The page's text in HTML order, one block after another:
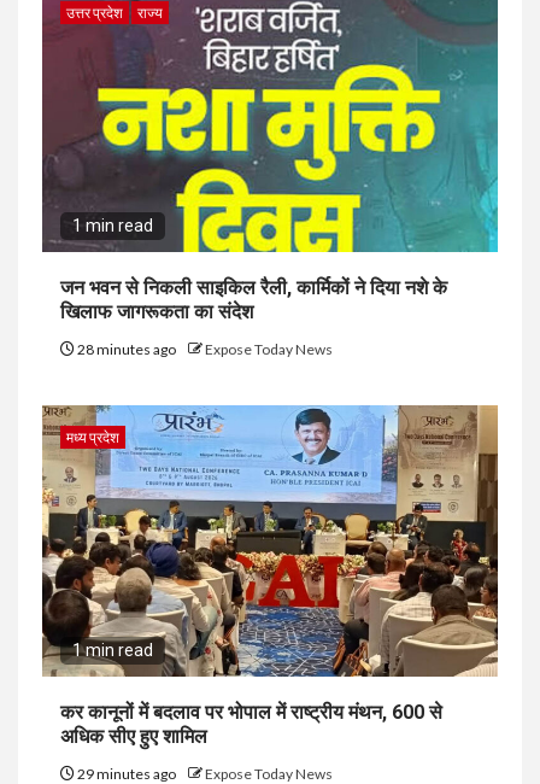
उत्तर प्रदेश राज्य
1 min read
जन भवन से निकली साइकिल रैली, कार्मिकों ने दिया नशे के
खिलाफ जागरूकता का संदेश
28 minutes ago Expose Today News
मध्य प्रदेश
1 min read
कर कानूनों में बदलाव पर भोपाल में राष्ट्रीय मंथन, 600 से
अधिक सीए हुए शामिल
29 minutes ago Expose Today News